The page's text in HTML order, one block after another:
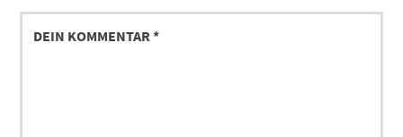
DEIN
KOMMENTAR